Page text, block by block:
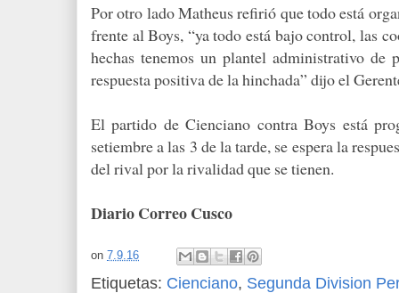
Por otro lado Matheus refirió que todo está
frente al Boys, “ya todo está bajo control, las
hechas tenemos un plantel administrativo de
respuesta positiva de la hinchada” dijo el
El partido de Cienciano contra Boys está
setiembre a las 3 de la tarde, se espera la
del rival por la rivalidad que se tienen.
Diario Correo Cusco
on 7.9.16
Etiquetas: Cienciano, Segunda Division